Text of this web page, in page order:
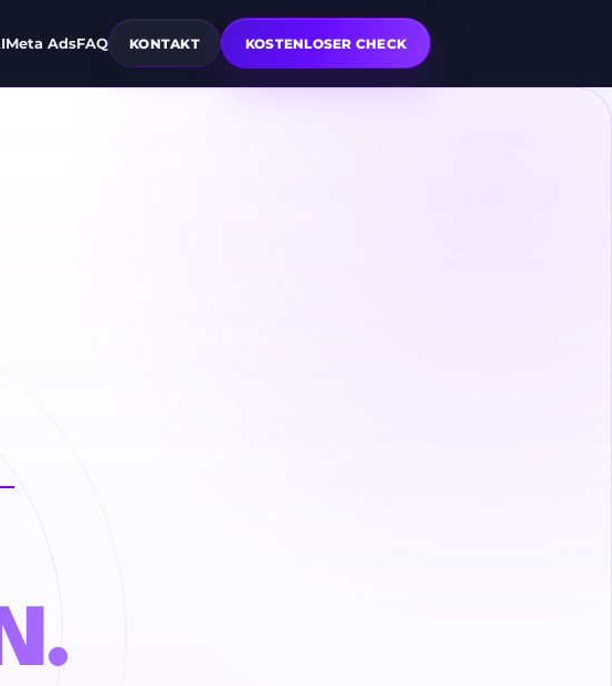
Meta AdsFAQ KONTAKT KOSTENLOSER CHECK